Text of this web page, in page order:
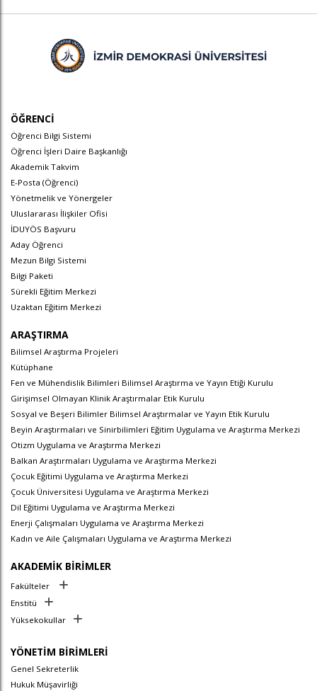
ÖĞRENCİ
Öğrenci Bilgi Sistemi
Öğrenci İşleri Daire Başkanlığı
Akademik Takvim
E-Posta (Öğrenci)
Yönetmelik ve Yönergeler
Uluslararası İlişkiler Ofisi
İDUYÖS Başvuru
Aday Öğrenci
Mezun Bilgi Sistemi
Bilgi Paketi
Sürekli Eğitim Merkezi
Uzaktan Eğitim Merkezi
ARAŞTIRMA
Bilimsel Araştırma Projeleri
Kütüphane
Fen ve Mühendislik Bilimleri Bilimsel Araştırma ve Yayın Etiği Kurulu
Girişimsel Olmayan Klinik Araştırmalar Etik Kurulu
Sosyal ve Beşeri Bilimler Bilimsel Araştırmalar ve Yayın Etik Kurulu
Beyin Araştırmaları ve Sinirbilimleri Eğitim Uygulama ve Araştırma Merkezi
Otizm Uygulama ve Araştırma Merkezi
Balkan Araştırmaları Uygulama ve Araştırma Merkezi
Çocuk Eğitimi Uygulama ve Araştırma Merkezi
Çocuk Üniversitesi Uygulama ve Araştırma Merkezi
Dil Eğitimi Uygulama ve Araştırma Merkezi
Enerji Çalışmaları Uygulama ve Araştırma Merkezi
Kadın ve Aile Çalışmaları Uygulama ve Araştırma Merkezi
AKADEMİK BİRİMLER
Fakülteler
Enstitü
Yüksekokullar
YÖNETİM BİRİMLERİ
Genel Sekreterlik
Hukuk Müşavirliği